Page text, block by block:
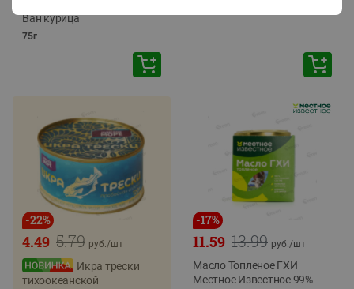
Ван курица
75г
-22%
5.79
4.49 руб./шт
Икра трески
тихоокеанской
-17%
13.99
11.59 руб./шт
Масло Топленое ГХИ
Местное Известное 99%